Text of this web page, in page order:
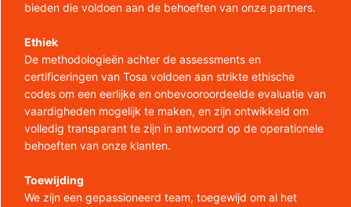
bieden die voldoen aan de behoeften van onze partners.
Ethiek
De methodologieën achter de assessments en
certificeringen van Tosa voldoen aan strikte ethische
codes om een eerlijke en onbevooroordeelde evaluatie van
vaardigheden mogelijk te maken, en zijn ontwikkeld om
volledig transparant te zijn in antwoord op de operationele
behoeften van onze klanten.
Toewijding
We zijn een gepassioneerd team, toegewijd om al het